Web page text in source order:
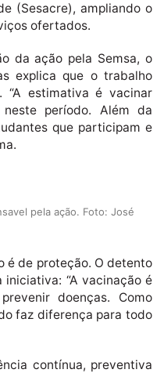
(Sesacre), ampliando o
ofertados.
da ação pela Semsa, o
explica que o trabalho
“A estimativa é vacinar
período. Além da
que participam e
pela ação. Foto: José
é de proteção. O detento
“A vacinação é
doenças. Como
faz diferença para todo
contínua, preventiva